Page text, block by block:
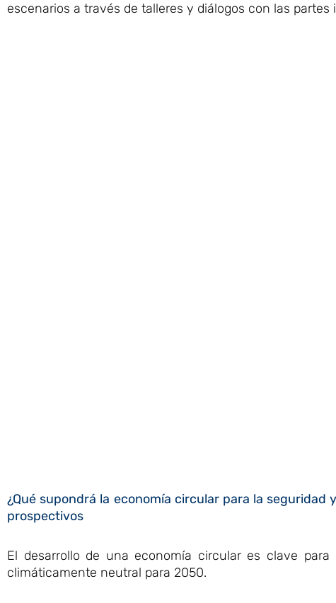
escenarios a través de talleres y diálogos con las partes
¿Qué supondrá la economía circular para la
prospectivos
El desarrollo de una economía circular es clave
climáticamente neutral para 2050.